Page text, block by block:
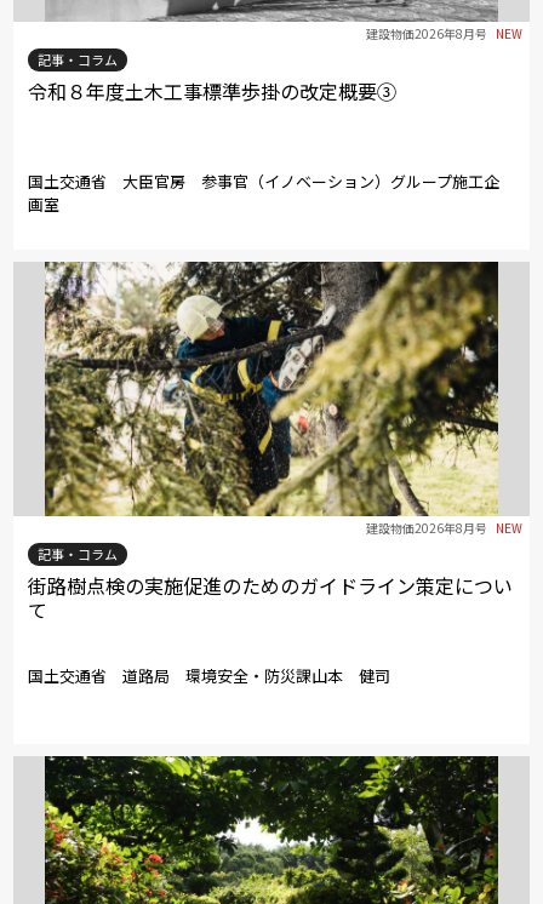
建設物価2026年8月号 NEW
記事・コラム
令和８年度土木工事標準歩掛の改定概要③
国土交通省 大臣官房 参事官（イノベーション）グループ施工企
画室
建設物価2026年8月号 NEW
記事・コラム
街路樹点検の実施促進のためのガイドライン策定につい
て
国土交通省 道路局 環境安全・防災課山本 健司